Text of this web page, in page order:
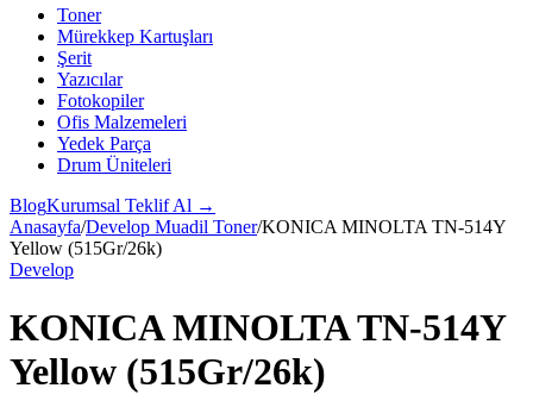
Toner
Mürekkep Kartuşları
Şerit
Yazıcılar
Fotokopiler
Ofis Malzemeleri
Yedek Parça
Drum Üniteleri
BlogKurumsal Teklif Al →
Anasayfa/Develop Muadil Toner/KONICA MINOLTA TN-514Y
Yellow (515Gr/26k)
Develop
KONICA MINOLTA TN-514Y
Yellow (515Gr/26k)